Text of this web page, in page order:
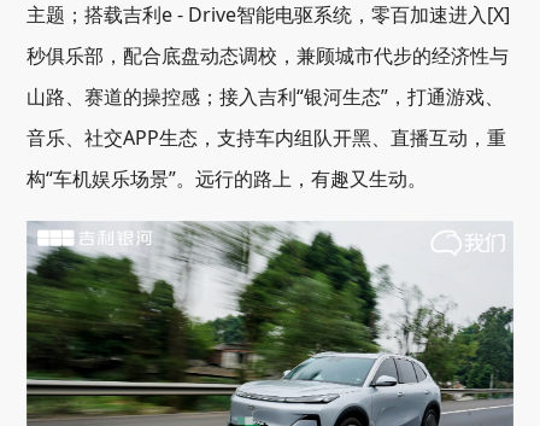
主题；搭载吉利e - Drive智能电驱系统，零百加速进入[X]
秒俱乐部，配合底盘动态调校，兼顾城市代步的经济性与
山路、赛道的操控感；接入吉利“银河生态”，打通游戏、
音乐、社交APP生态，支持车内组队开黑、直播互动，重
构“车机娱乐场景”。远行的路上，有趣又生动。